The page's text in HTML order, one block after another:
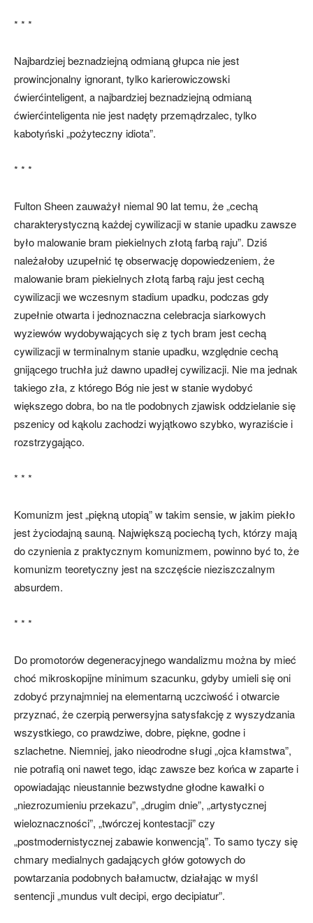
* * *
Najbardziej beznadziejną odmianą głupca nie jest
prowincjonalny ignorant, tylko karierowiczowski
ćwierćinteligent, a najbardziej beznadziejną odmianą
ćwierćinteligenta nie jest nadęty przemądrzalec, tylko
kabotyński „pożyteczny idiota”.
* * *
Fulton Sheen zauważył niemal 90 lat temu, że „cechą
charakterystyczną każdej cywilizacji w stanie upadku zawsze
było malowanie bram piekielnych złotą farbą raju”. Dziś
należałoby uzupełnić tę obserwację dopowiedzeniem, że
malowanie bram piekielnych złotą farbą raju jest cechą
cywilizacji we wczesnym stadium upadku, podczas gdy
zupełnie otwarta i jednoznaczna celebracja siarkowych
wyziewów wydobywających się z tych bram jest cechą
cywilizacji w terminalnym stanie upadku, względnie cechą
gnijącego truchła już dawno upadłej cywilizacji. Nie ma jednak
takiego zła, z którego Bóg nie jest w stanie wydobyć
większego dobra, bo na tle podobnych zjawisk oddzielanie się
pszenicy od kąkolu zachodzi wyjątkowo szybko, wyraziście i
rozstrzygająco.
* * *
Komunizm jest „piękną utopią” w takim sensie, w jakim piekło
jest życiodajną sauną. Największą pociechą tych, którzy mają
do czynienia z praktycznym komunizmem, powinno być to, że
komunizm teoretyczny jest na szczęście nieziszczalnym
absurdem.
* * *
Do promotorów degeneracyjnego wandalizmu można by mieć
choć mikroskopijne minimum szacunku, gdyby umieli się oni
zdobyć przynajmniej na elementarną uczciwość i otwarcie
przyznać, że czerpią perwersyjna satysfakcję z wyszydzania
wszystkiego, co prawdziwe, dobre, piękne, godne i
szlachetne. Niemniej, jako nieodrodne sługi „ojca kłamstwa”,
nie potrafią oni nawet tego, idąc zawsze bez końca w zaparte i
opowiadając nieustannie bezwstydne głodne kawałki o
„niezrozumieniu przekazu”, „drugim dnie”, „artystycznej
wieloznaczności”, „twórczej kontestacji” czy
„postmodernistycznej zabawie konwencją”. To samo tyczy się
chmary medialnych gadających głów gotowych do
powtarzania podobnych bałamuctw, działając w myśl
sentencji „mundus vult decipi, ergo decipiatur”.